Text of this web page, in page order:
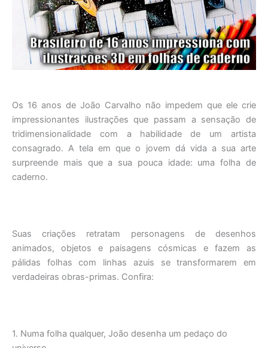
Os 16 anos de João Carvalho não impedem que ele crie
impressionantes ilustrações que passam a sensação de
tridimensionalidade com a habilidade de um artista
consagrado. A tela em que o jovem dá vida a sua arte
surpreende mais que a sua pouca idade: uma folha de
caderno.
Suas criações retratam personagens de desenhos
animados, objetos e paisagens cósmicas e fazem as
pálidas folhas com linhas azuis se transformarem em
verdadeiras obras-primas. Confira:
1. Numa folha qualquer, João desenha um pedaço do